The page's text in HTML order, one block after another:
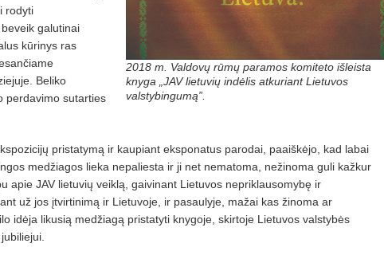
2018 m. Valdovų rūmų paramos komiteto išleista
knyga „JAV lietuvių indėlis atkuriant Lietuvos
valstybingumą”.
rodyti
galutinai
kūrinys ras
Beliko
perdavimo sutarties
pristatymą ir kaupiant eksponatus parodai, paaiškėjo, kad labai
medžiagos lieka nepaliesta ir ji net nematoma, nežinoma guli kažkur
apie JAV lietuvių veiklą, gaivinant Lietuvos nepriklausomybę ir
už jos įtvirtinimą ir Lietuvoje, ir pasaulyje, mažai kas žinoma ar
idėja likusią medžiagą pristatyti knygoje, skirtoje Lietuvos valstybės